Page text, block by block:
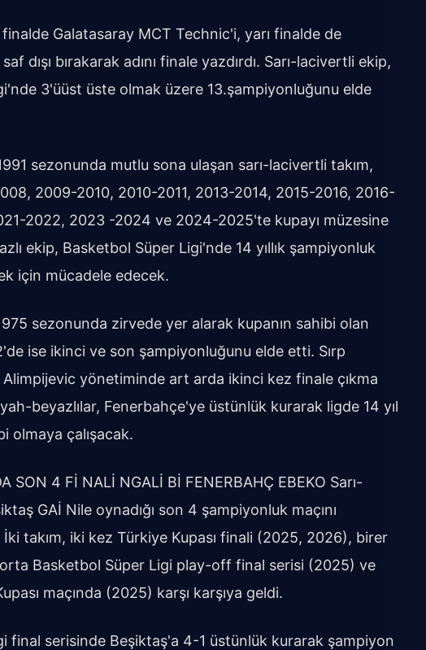
Galatasaray MCT Technic'i, yarı finalde de
dışı bırakarak adını finale yazdırdı. Sarı-lacivertli ekip,
3'üüst üste olmak üzere 13.şampiyonluğunu elde
sezonunda mutlu sona ulaşan sarı-lacivertli takım,
2009-2010, 2010-2011, 2013-2014, 2015-2016, 2016-
2022, 2023 -2024 ve 2024-2025'te kupayı müzesine
ekip, Basketbol Süper Ligi'nde 14 yıllık şampiyonluk
için mücadele edecek.
sezonunda zirvede yer alarak kupanın sahibi olan
ise ikinci ve son şampiyonluğunu elde etti. Sırp
yönetiminde art arda ikinci kez finale çıkma
beyazlılar, Fenerbahçe'ye üstünlük kurarak ligde 14 yıl
olmaya çalışacak.
SON 4 Fİ NALİ NGALİ Bİ FENERBAHÇ EBEKO Sarı-
GAİ Nile oynadığı son 4 şampiyonluk maçını
İki takım, iki kez Türkiye Kupası finali (2025, 2026), birer
Basketbol Süper Ligi play-off final serisi (2025) ve
maçında (2025) karşı karşıya geldi.
final serisinde Beşiktaş'a 4-1 üstünlük kurarak şampiyon